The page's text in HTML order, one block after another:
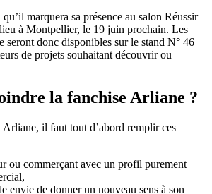
marquera sa présence au salon Réussir
à Montpellier, le 19 juin prochain. Les
seront donc disponibles sur le stand N° 46
de projets souhaitant découvrir ou
la fanchise Arliane ?
Arliane, il faut tout d’abord remplir ces
ou commerçant avec un profil purement
envie de donner un nouveau sens à son